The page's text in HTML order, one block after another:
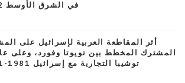
في الشرق الأوسط 1952
أثر المقاطعة العربية لإسرائيل على
المشترك المخطط بين تويوتا وفورد، وعلى
توشيبا التجارية مع إسرائيل 1981-1991